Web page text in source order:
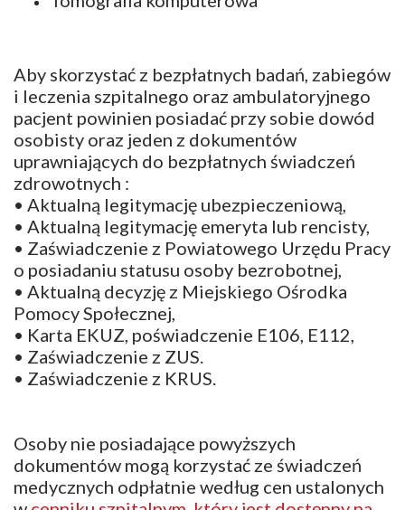
Aby skorzystać z bezpłatnych badań, zabiegów
i leczenia szpitalnego oraz ambulatoryjnego
pacjent powinien posiadać przy sobie dowód
osobisty oraz jeden z dokumentów
uprawniających do bezpłatnych świadczeń
zdrowotnych :
• Aktualną legitymację ubezpieczeniową,
• Aktualną legitymację emeryta lub rencisty,
• Zaświadczenie z Powiatowego Urzędu Pracy
o posiadaniu statusu osoby bezrobotnej,
• Aktualną decyzję z Miejskiego Ośrodka
Pomocy Społecznej,
• Karta EKUZ, poświadczenie E106, E112,
• Zaświadczenie z ZUS.
• Zaświadczenie z KRUS.
Osoby nie posiadające powyższych
dokumentów mogą korzystać ze świadczeń
medycznych odpłatnie według cen ustalonych